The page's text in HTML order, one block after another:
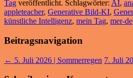
Tag veröffentlicht. Schlagwörter: AI,
appleteacher, Generative Bild-KI,
künstliche Intelligenz, mein Tag, mer-de
Beitragsnavigation
← 5. Juli 2026 | Sommerregen 7. Juli